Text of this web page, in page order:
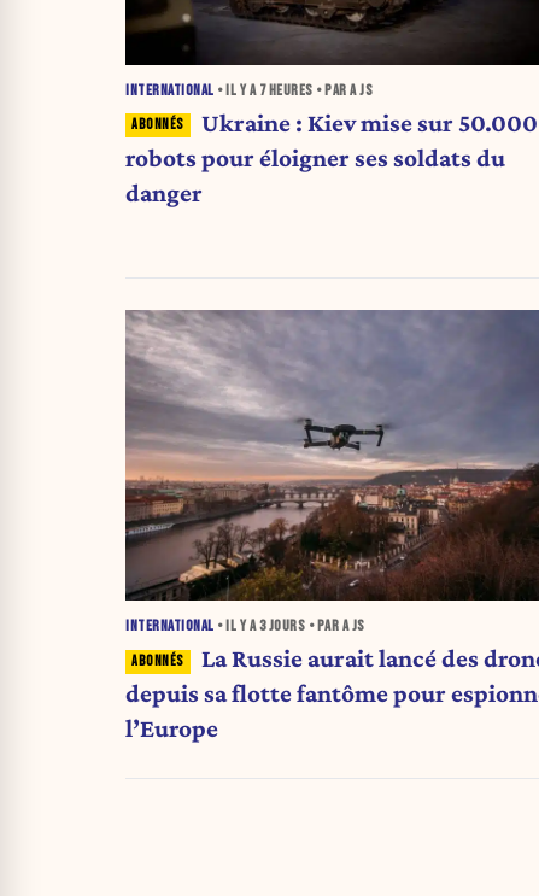
INTERNATIONAL • IL Y A 7 HEURES • PAR A JS
Ukraine : Kiev mise sur 50.000
robots pour éloigner ses soldats du
danger
INTERNATIONAL • IL Y A3 JOURS • PAR A JS
La Russie aurait lancé des
depuis sa flotte fantôme pour
l’Europe